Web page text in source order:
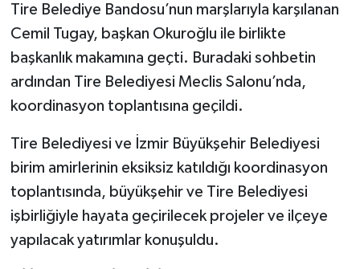
Tire Belediye Bandosu’nun marşlarıyla karşılanan
Cemil Tugay, başkan Okuroğlu ile birlikte
başkanlık makamına geçti. Buradaki sohbetin
ardından Tire Belediyesi Meclis Salonu’nda,
koordinasyon toplantısına geçildi.
Tire Belediyesi ve İzmir Büyükşehir Belediyesi
birim amirlerinin eksiksiz katıldığı koordinasyon
toplantısında, büyükşehir ve Tire Belediyesi
işbirliğiyle hayata geçirilecek projeler ve ilçeye
yapılacak yatırımlar konuşuldu.